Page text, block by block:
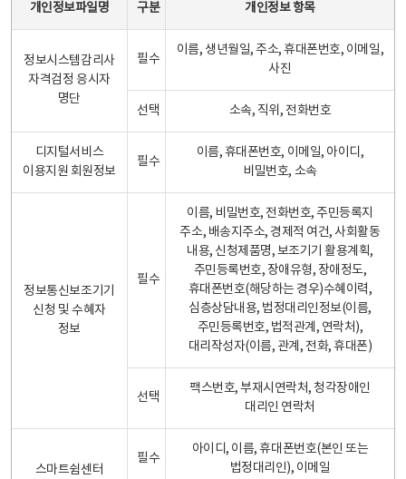
개인정보파일명 구분 개인정보 항목
정보시스템감리사
자격검정 응시자
명단
필수
이름, 생년월일, 주소, 휴대폰번호, 이메일,
사진
선택 소속, 직위, 전화번호
디지털서비스
이용지원 회원정보
필수
이름, 휴대폰번호, 이메일, 아이디,
비밀번호, 소속
정보통신보조기기
신청 및 수혜자
정보
필수
이름, 비밀번호, 전화번호, 주민등록지
주소, 배송지주소, 경제적 여건, 사회활동
내용, 신청제품명, 보조기기 활용계획,
주민등록번호, 장애유형, 장애정도,
휴대폰번호(해당하는 경우)수혜이력,
심층상담내용, 법정대리인정보(이름,
주민등록번호, 법적관계, 연락처),
대리작성자(이름, 관계, 전화, 휴대폰)
선택
팩스번호, 부재시연락처, 청각장애인
대리인 연락처
스마트쉼센터
필수
아이디, 이름, 휴대폰번호(본인 또는
법정대리인), 이메일